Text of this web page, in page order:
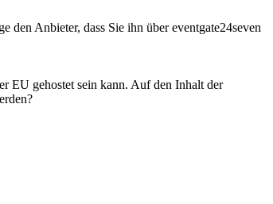
Anbieter, dass Sie ihn über eventgate24seven
EU gehostet sein kann. Auf den Inhalt der